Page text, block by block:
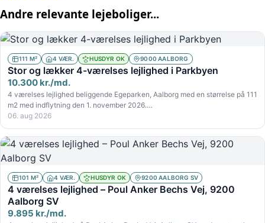
Andre relevante lejeboliger...
111 M² 4 VÆR. HUSDYR OK 9000 AALBORG
Stor og lækker 4-værelses lejlighed i Parkbyen
10.300 kr./md.
4 værelses lejlighed beliggende Egeparken, Aalborg med en størrelse på 111
m2 med indflytning den 1. november 2026.…
06. aug 2026
101 M² 4 VÆR. HUSDYR OK 9200 AALBORG SV
4 værelses lejlighed – Poul Anker Bechs Vej, 9200
Aalborg SV
9.895 kr./md.